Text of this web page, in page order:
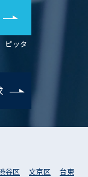
ピッタ
谷区 文京区
台東